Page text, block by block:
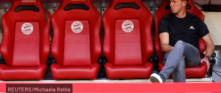
REUTERS/Michaela Rehle